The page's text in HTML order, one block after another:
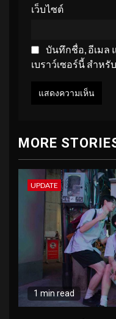
เว็บไซต์
บันทึกชื่อ, อีเมล
เบราว์เซอร์นี้ สำห
MORE
UPDATE
1 min read